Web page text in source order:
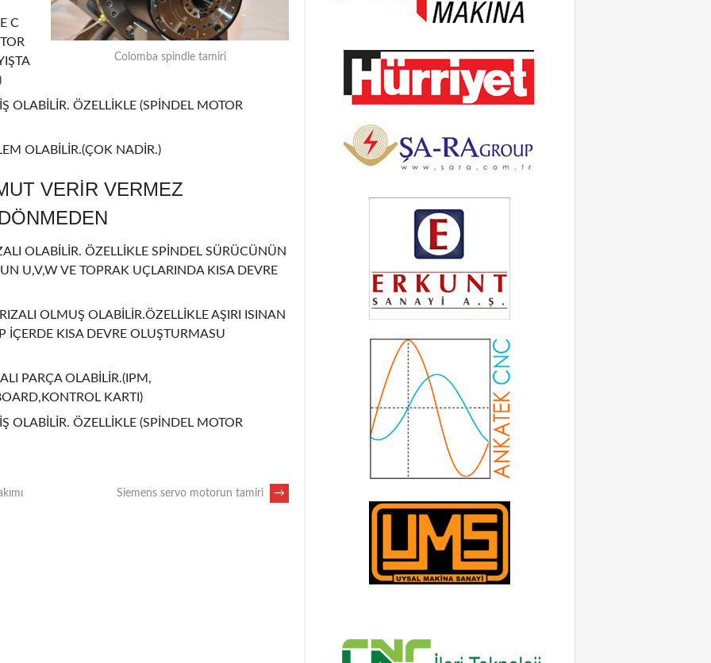
Colomba spindle tamiri
C
OLABİLİR. ÖZELLİKLE (SPİNDEL MOTOR
OLABİLİR.(ÇOK NADİR.)
VERİR VERMEZ
OLABİLİR. ÖZELLİKLE SPİNDEL SÜRÜCÜNÜN
U,V,W VE TOPRAK UÇLARINDA KISA DEVRE
OLMUŞ OLABİLİR.ÖZELLİKLE AŞIRI ISINAN
İÇERDE KISA DEVRE OLUŞTURMASU
PARÇA OLABİLİR.(IPM,
KARTI)
OLABİLİR. ÖZELLİKLE (SPİNDEL MOTOR
Siemens servo motorun tamiri →